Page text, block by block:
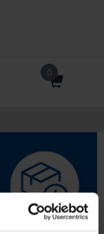
0